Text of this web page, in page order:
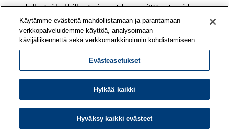
soodalla tai kalkilla. Laimeat happojätteet voidaan
johtaa yleiseen viemäriin, jos laimentuminen muihin
jätevesiin on riittävä (vrt. pH, kuntakohtaiset sallitut
pitoisuudet) ja jos viemäriin laskeminen toteutetaan
kiinteistön viemäriin liittymissopimuksen ja
viemärilaitoksen yleisten liittymis- ja käyttömääräysten
mukaisesti tai sopien erikseen viemärilaitoksen
kanssa. Yleiseen viemäriverkostoon laskettavan
jäteveden pH:n tulisi olla välillä 6 - 10 (ohjearvo).
Jäteveden pH:n säätö on välttämätön toimenpide
Käytämme evästeitä mahdollistamaan ja parantamaan
verkkopalveluidemme käyttöä, analysoimaan
kävijäliikennettä sekä verkkomarkkinoinnin kohdistamiseen.
Evästeasetukset
Hylkää kaikki
Hyväksy kaikki evästeet